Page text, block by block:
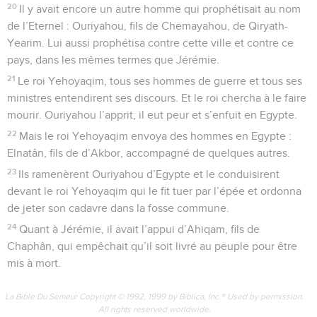
20 Il y avait encore un autre homme qui prophétisait au nom
de l’Eternel : Ouriyahou, fils de Chemayahou, de Qiryath-
Yearim. Lui aussi prophétisa contre cette ville et contre ce
pays, dans les mêmes termes que Jérémie.
21 Le roi Yehoyaqim, tous ses hommes de guerre et tous ses
ministres entendirent ses discours. Et le roi chercha à le faire
mourir. Ouriyahou l’apprit, il eut peur et s’enfuit en Egypte.
22 Mais le roi Yehoyaqim envoya des hommes en Egypte :
Elnatân, fils de d’Akbor, accompagné de quelques autres.
23 Ils ramenèrent Ouriyahou d’Egypte et le conduisirent
devant le roi Yehoyaqim qui le fit tuer par l’épée et ordonna
de jeter son cadavre dans la fosse commune.
24 Quant à Jérémie, il avait l’appui d’Ahiqam, fils de
Chaphân, qui empêchait qu’il soit livré au peuple pour être
mis à mort.
La Bible Du Semeur Copyright © 1992, 1999 by Biblica, Inc.® Used by permission.
All rights reserved worldwide.